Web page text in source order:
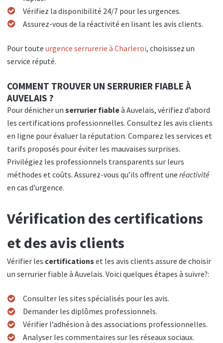
Vérifiez la disponibilité 24/7 pour les urgences.
Assurez-vous de la réactivité en lisant les avis clients.
Pour toute urgence serrurerie à Charleroi, choisissez un
service réputé.
COMMENT TROUVER UN SERRURIER FIABLE À
AUVELAIS ?
Pour dénicher un serrurier fiableà Auvelais, vérifiez d’abord
les certifications professionnelles. Consultez les avis clients
en ligne pour évaluer la réputation. Comparez les services et
tarifs proposés pour éviter les mauvaises surprises.
Privilégiez les professionnels transparents sur leurs
méthodes et coûts. Assurez-vous qu’ils offrent une réactivité
en cas d’urgence.
Vérification des certifications
et des avis clients
Vérifier les certifications et les avis clients assure de choisir
un serrurier fiable à Auvelais. Voici quelques étapes à suivre?:
Consulter les sites spécialisés pour les avis.
Demander les diplômes professionnels.
Vérifier l’adhésion à des associations professionnelles.
Analyser les commentaires sur les réseaux sociaux.